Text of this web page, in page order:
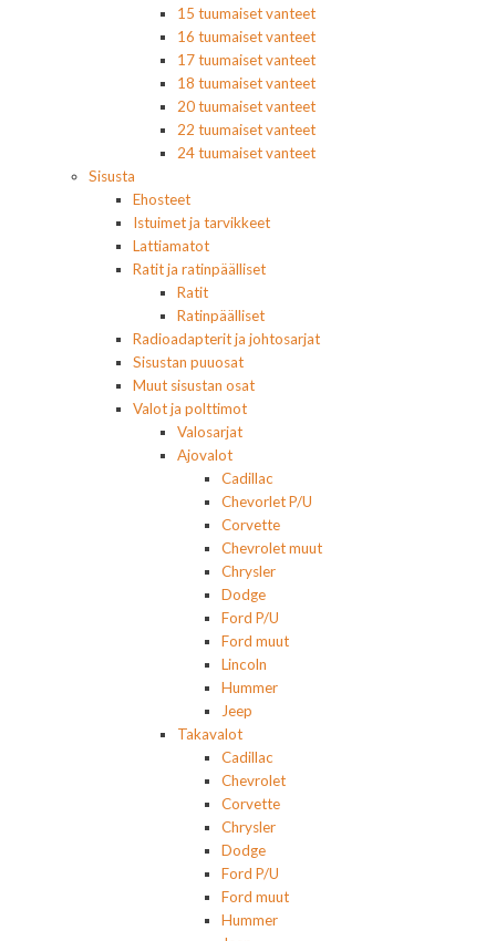
15 tuumaiset vanteet
16 tuumaiset vanteet
17 tuumaiset vanteet
18 tuumaiset vanteet
20 tuumaiset vanteet
22 tuumaiset vanteet
24 tuumaiset vanteet
Sisusta
Ehosteet
Istuimet ja tarvikkeet
Lattiamatot
Ratit ja ratinpäälliset
Ratit
Ratinpäälliset
Radioadapterit ja johtosarjat
Sisustan puuosat
Muut sisustan osat
Valot ja polttimot
Valosarjat
Ajovalot
Cadillac
Chevorlet P/U
Corvette
Chevrolet muut
Chrysler
Dodge
Ford P/U
Ford muut
Lincoln
Hummer
Jeep
Takavalot
Cadillac
Chevrolet
Corvette
Chrysler
Dodge
Ford P/U
Ford muut
Hummer